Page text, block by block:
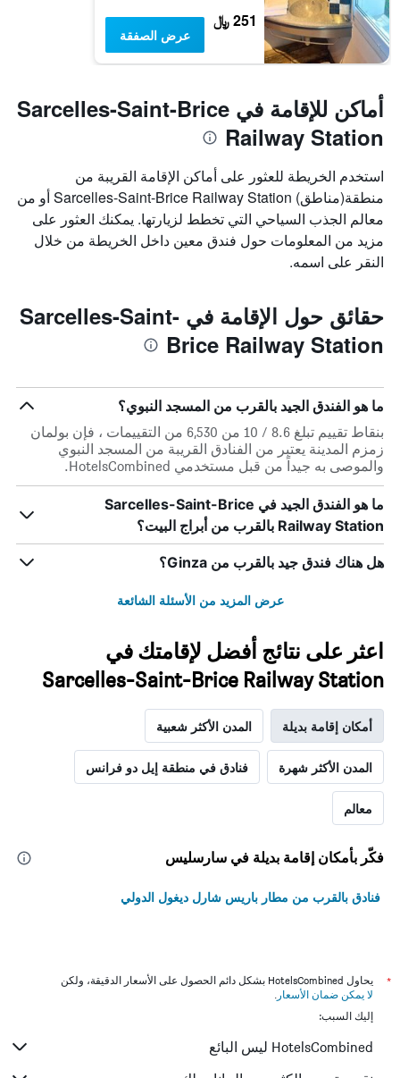
251 ﷼
عرض الصفقة
أماكن للإقامة في Sarcelles-Saint-Brice
Railway Station
استخدم الخريطة للعثور على أماكن الإقامة القريبة من
منطقة(مناطق) Sarcelles-Saint-Brice Railway Station أو من
معالم الجذب السياحي التي تخطط لزيارتها. يمكنك العثور على
مزيد من المعلومات حول فندق معين داخل الخريطة من خلال
النقر على اسمه.
حقائق حول الإقامة في Sarcelles-Saint-
Brice Railway Station
ما هو الفندق الجيد بالقرب من المسجد النبوي؟
بنقاط تقييم تبلغ 8.6 / 10 من 6,530 من التقييمات ، فإن بولمان
زمزم المدينة يعتبر من الفنادق القريبة من المسجد النبوي
والموصى به جيداً من قبل مستخدمي HotelsCombined.
ما هو الفندق الجيد في Sarcelles-Saint-Brice
Railway Station بالقرب من أبراج البيت؟
هل هناك فندق جيد بالقرب من Ginza؟
عرض المزيد من الأسئلة الشائعة
اعثر على نتائج أفضل لإقامتك في
Sarcelles-Saint-Brice Railway Station
أمكان إقامة بديلة المدن الأكثر شعبية
المدن الأكثر شهرة فنادق في منطقة إيل دو فرانس
معالم
فكّر بأمكان إقامة بديلة في سارسليس
فنادق بالقرب من مطار باريس شارل ديغول الدولي
*
يحاول HotelsCombined بشكل دائم الحصول على الأسعار الدقيقة، ولكن
لا يمكن ضمان الأسعار .
إليك السبب:
HotelsCombined ليس البائع